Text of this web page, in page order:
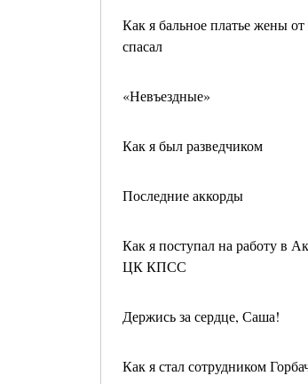
Как я бальное платье жены от
спасал
«Невъездные»
Как я был разведчиком
Последние аккорды
Как я поступал на работу в
ЦК КПСС
Держись за сердце, Саша!
Как я стал сотрудником